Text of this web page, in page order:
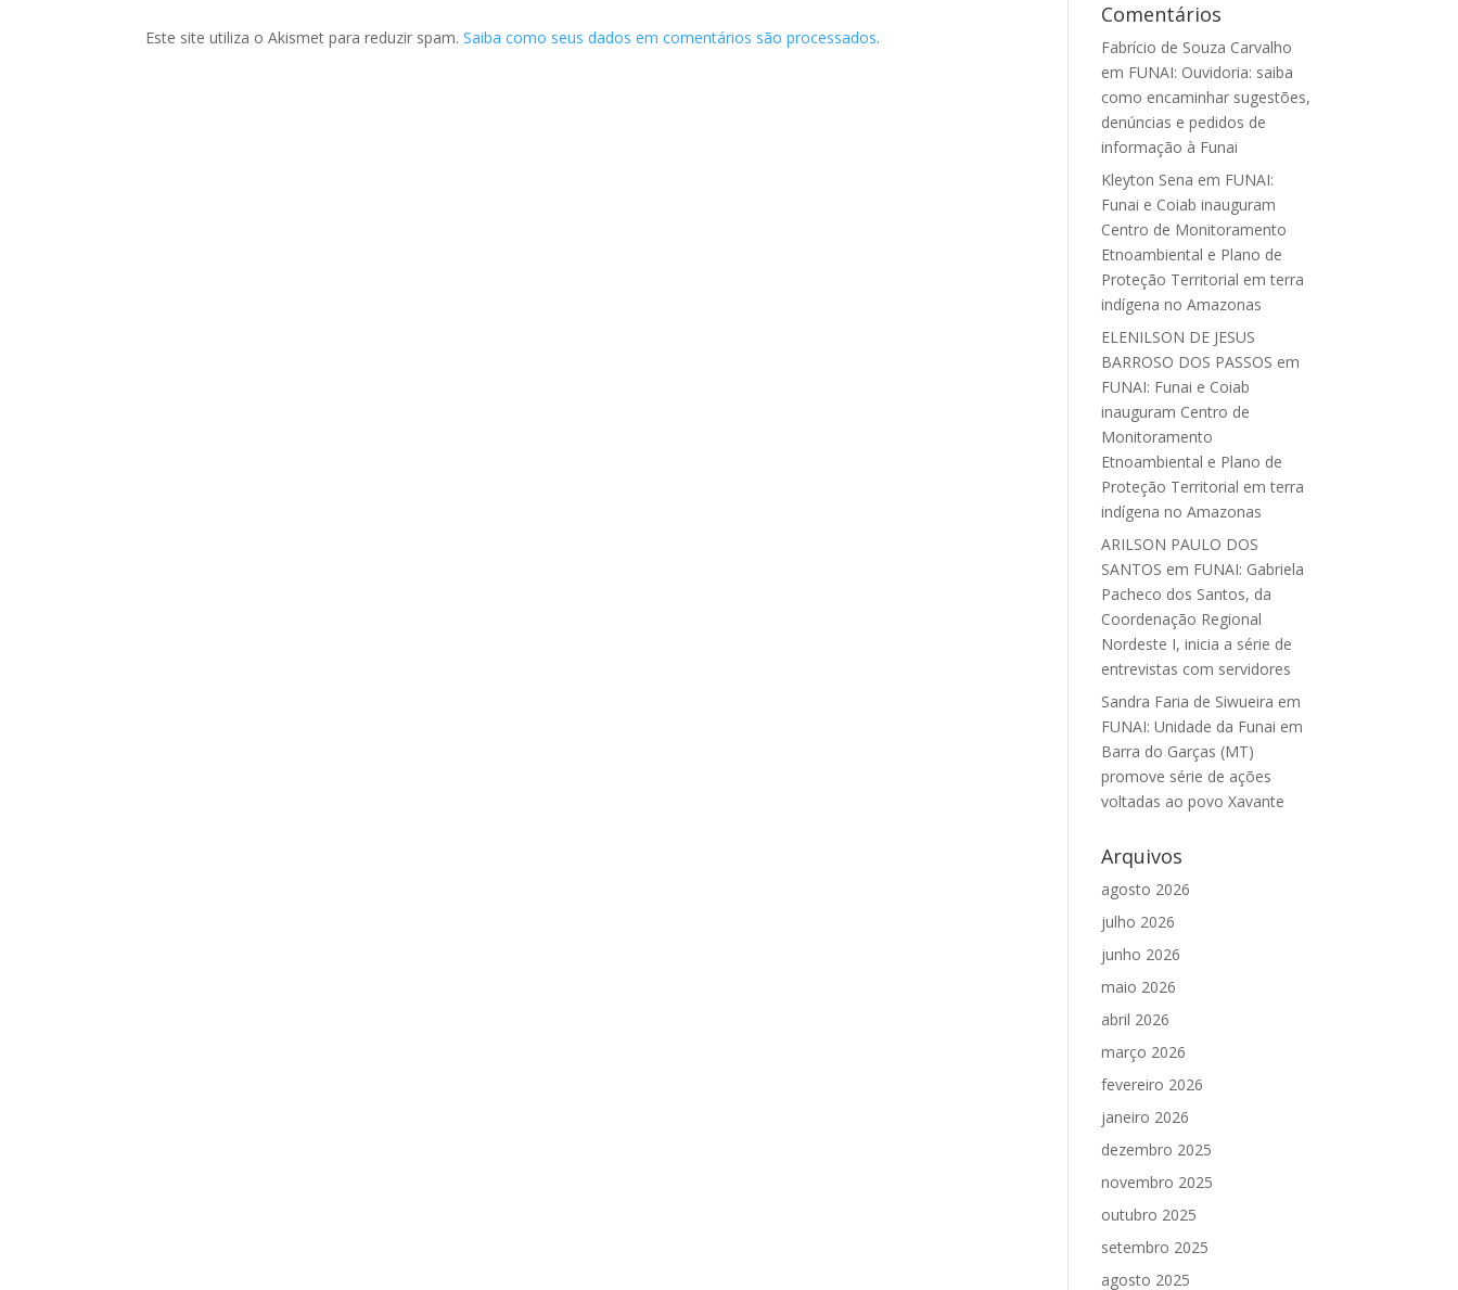
Este site utiliza o Akismet para reduzir spam.Saiba como seus dados em comentários são processados.
Comentários
Fabrício de Souza Carvalho
em FUNAI: Ouvidoria: saiba
como encaminhar sugestões,
denúncias e pedidos de
informação à Funai
Kleyton Sena em FUNAI:
Funai e Coiab inauguram
Centro de Monitoramento
Etnoambiental e Plano de
Proteção Territorial em terra
indígena no Amazonas
ELENILSON DE JESUS
BARROSO DOS PASSOS em
FUNAI: Funai e Coiab
inauguram Centro de
Monitoramento
Etnoambiental e Plano de
Proteção Territorial em terra
indígena no Amazonas
ARILSON PAULO DOS
SANTOS em FUNAI: Gabriela
Pacheco dos Santos, da
Coordenação Regional
Nordeste I, inicia a série de
entrevistas com servidores
Sandra Faria de Siwueira em
FUNAI: Unidade da Funai em
Barra do Garças (MT)
promove série de ações
voltadas ao povo Xavante
Arquivos
agosto 2026
julho 2026
junho 2026
maio 2026
abril 2026
março 2026
fevereiro 2026
janeiro 2026
dezembro 2025
novembro 2025
outubro 2025
setembro 2025
agosto 2025